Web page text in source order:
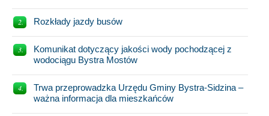
Rozkłady jazdy busów
Komunikat dotyczący jakości wody pochodzącej z
wodociągu Bystra Mostów
Trwa przeprowadzka Urzędu Gminy Bystra-Sidzina –
ważna informacja dla mieszkańców